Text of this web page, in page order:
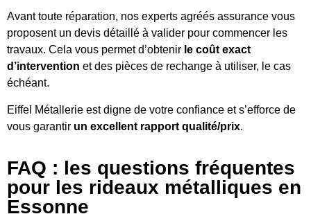
Avant toute réparation, nos experts agréés assurance vous
proposent un devis détaillé à valider pour commencer les
travaux. Cela vous permet d’obtenir le coût exact
d’intervention et des pièces de rechange à utiliser, le cas
échéant.
Eiffel Métallerie est digne de votre confiance et s’efforce de
vous garantir un excellent rapport qualité/prix.
FAQ : les questions fréquentes
pour les rideaux métalliques en
Essonne